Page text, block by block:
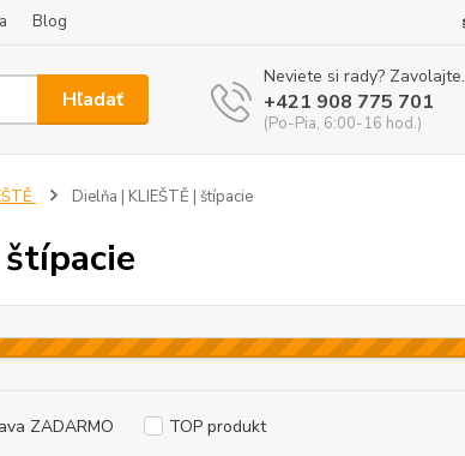
Blog
Hľadať
Neviete si rady? Zavolajte.
+421 908 775 701
(Po-Pia, 6:00-16 hod.)
Dielňa | KLIEŠTĚ | štípacie
ZADARMO TOP produkt